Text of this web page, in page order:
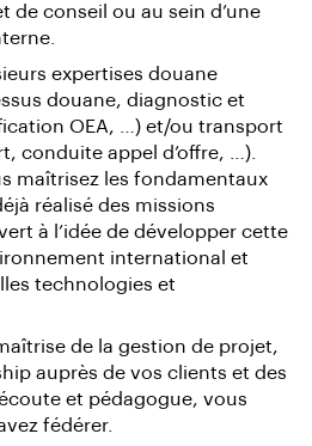
de conseil ou au sein d’une
expertises douane
douane, diagnostic et
OEA, …) et/ou transport
conduite appel d’offre, …).
maîtrisez les fondamentaux
réalisé des missions
à l’idée de développer cette
international et
technologies et
de la gestion de projet,
auprès de vos clients et des
et pédagogue, vous
fédérer.